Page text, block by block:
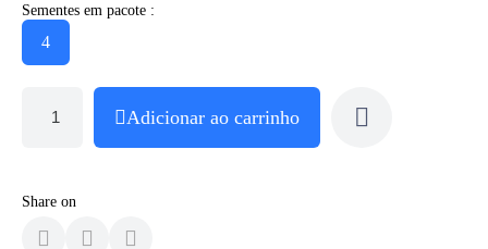
Sementes em pacote :
4
Adicionar ao carrinho
Share on